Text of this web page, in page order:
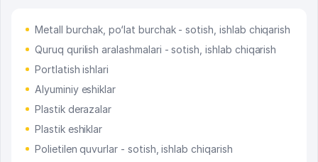
Metall burchak, po‘lat burchak - sotish, ishlab chiqarish
Quruq qurilish aralashmalari - sotish, ishlab chiqarish
Portlatish ishlari
Alyuminiy eshiklar
Plastik derazalar
Plastik eshiklar
Polietilen quvurlar - sotish, ishlab chiqarish